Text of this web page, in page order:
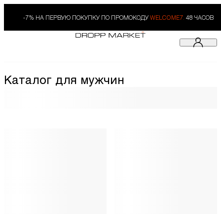
-7% НА ПЕРВУЮ ПОКУПКУ ПО ПРОМОКОДУ WELCOME7. 48 ЧАСОВ
Каталог для мужчин